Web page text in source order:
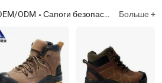
ODM Сапоги безопасности Больше +